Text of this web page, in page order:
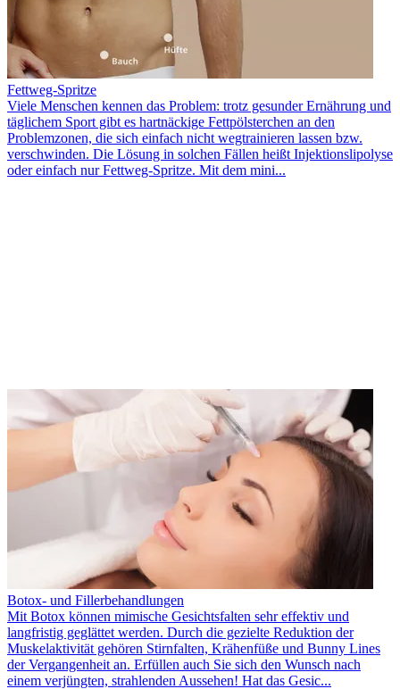
Fettweg-Spritze
Viele Menschen kennen das Problem: trotz gesunder Ernährung und
täglichem Sport gibt es hartnäckige Fettpölsterchen an den
Problemzonen, die sich einfach nicht wegtrainieren lassen bzw.
verschwinden. Die Lösung in solchen Fällen heißt Injektionslipolyse
oder einfach nur Fettweg-Spritze. Mit dem mini...
Botox- und Fillerbehandlungen
Mit Botox können mimische Gesichtsfalten sehr effektiv und
langfristig geglättet werden. Durch die gezielte Reduktion der
Muskelaktivität gehören Stirnfalten, Krähenfüße und Bunny Lines
der Vergangenheit an. Erfüllen auch Sie sich den Wunsch nach
einem verjüngten, strahlenden Aussehen! Hat das Gesic...